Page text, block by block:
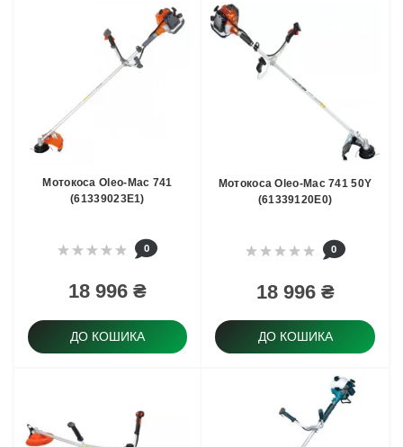
Мотокоса Oleo-Mac 741
(61339023E1)
0
18 996 ₴
ДО КОШИКА
Мотoкоса Oleo-Mac 741 50Y
(61339120E0)
0
18 996 ₴
ДО КОШИКА